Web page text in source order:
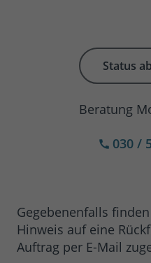
Status
Beratung
030 /
Gegebenenfalls
Hinweis auf eine
Auftrag per E-Mail